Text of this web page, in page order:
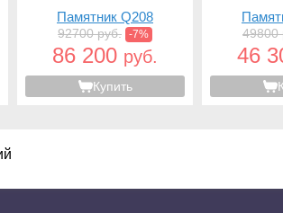
Памятник Q208
92700 руб. -7%
86 200 руб.
Купить
49800
46